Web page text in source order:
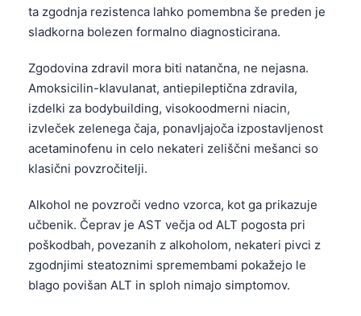
ta zgodnja rezistenca lahko pomembna še preden je
sladkorna bolezen formalno diagnosticirana.
Zgodovina zdravil mora biti natančna, ne nejasna.
Amoksicilin-klavulanat, antiepileptična zdravila,
izdelki za bodybuilding, visokoodmerni niacin,
izvleček zelenega čaja, ponavljajoča izpostavljenost
acetaminofenu in celo nekateri zeliščni mešanci so
klasični povzročitelji.
Alkohol ne povzroči vedno vzorca, kot ga prikazuje
učbenik. Čeprav je AST večja od ALT pogosta pri
poškodbah, povezanih z alkoholom, nekateri pivci z
zgodnjimi steatoznimi spremembami pokažejo le
blago povišan ALT in sploh nimajo simptomov.